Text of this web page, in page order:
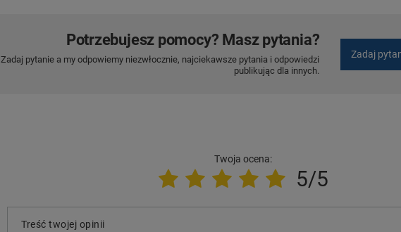
Potrzebujesz pomocy? Masz pytania?
Zadaj pytanie a my odpowiemy niezwłocznie, najciekawsze pytania i odpowiedzi
publikując dla innych.
Zadaj
Twoja ocena:
5/5
Treść twojej opinii